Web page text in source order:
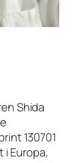
Shida
130701
Europa,